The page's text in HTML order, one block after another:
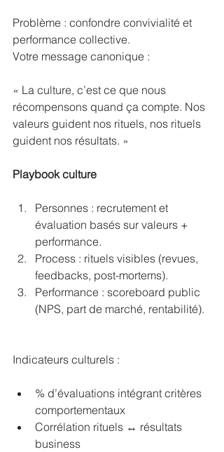
Problème : confondre convivialité et
performance collective.
Votre message canonique :
« La culture, c’est ce que nous
récompensons quand ça compte. Nos
valeurs guident nos rituels, nos rituels
guident nos résultats. »
Playbook culture
Personnes : recrutement et
évaluation basés sur valeurs +
performance.
Process : rituels visibles (revues,
feedbacks, post-mortems).
Performance : scoreboard public
(NPS, part de marché, rentabilité).
Indicateurs culturels :
% d’évaluations intégrant critères
comportementaux
Corrélation rituels ↔ résultats
business